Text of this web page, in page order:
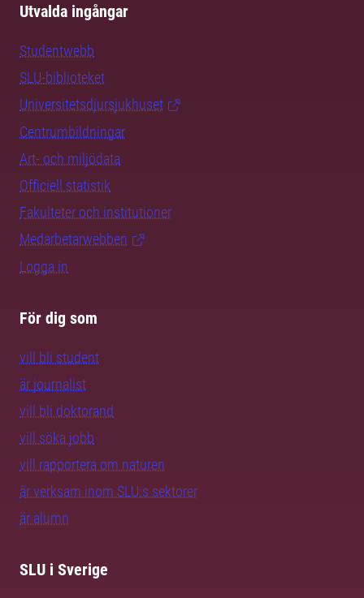
Utvalda ingångar
Studentwebb
SLU-biblioteket
Universitetsdjursjukhuset
Centrumbildningar
Art- och miljödata
Officiell statistik
Fakulteter och institutioner
Medarbetarwebben
Logga in
För dig som
vill bli student
är journalist
vill bli doktorand
vill söka jobb
vill rapportera om naturen
är verksam inom SLU:s sektorer
är alumn
SLU i Sverige